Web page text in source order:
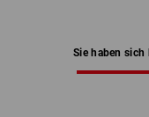
Sie haben